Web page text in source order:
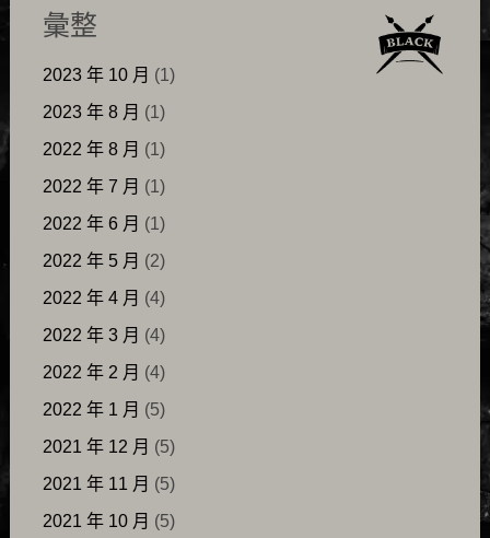
彙整
2023 年 10 月 (1)
2023 年 8 月 (1)
2022 年 8 月 (1)
2022 年 7 月 (1)
2022 年 6 月 (1)
2022 年 5 月 (2)
2022 年 4 月 (4)
2022 年 3 月 (4)
2022 年 2 月 (4)
2022 年 1 月 (5)
2021 年 12 月 (5)
2021 年 11 月 (5)
2021 年 10 月 (5)